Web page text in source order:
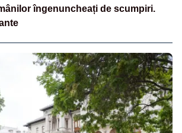
îngenuncheați de scumpiri.